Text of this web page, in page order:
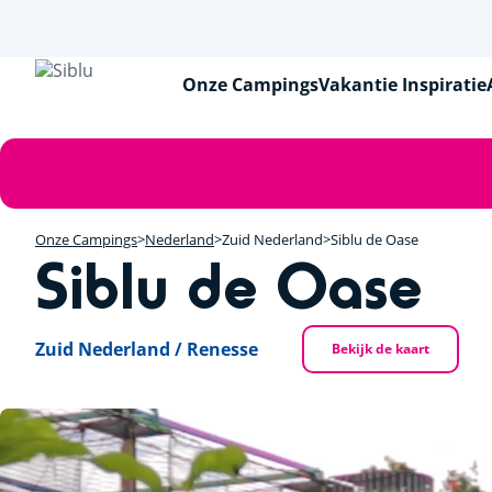
naar
Onze CampingsVakantie Inspiratie
Onze Campings Nederland Zuid Nederland Siblu de Oase
Siblu de Oase
Zuid Nederland / Renesse Bekijk de kaart